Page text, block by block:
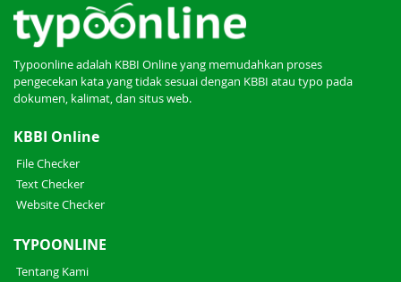
Typoonline adalah KBBI Online yang memudahkan proses
pengecekan kata yang tidak sesuai dengan KBBI atau typo pada
dokumen, kalimat, dan situs web.
KBBI Online
File Checker
Text Checker
Website Checker
TYPOONLINE
Tentang Kami